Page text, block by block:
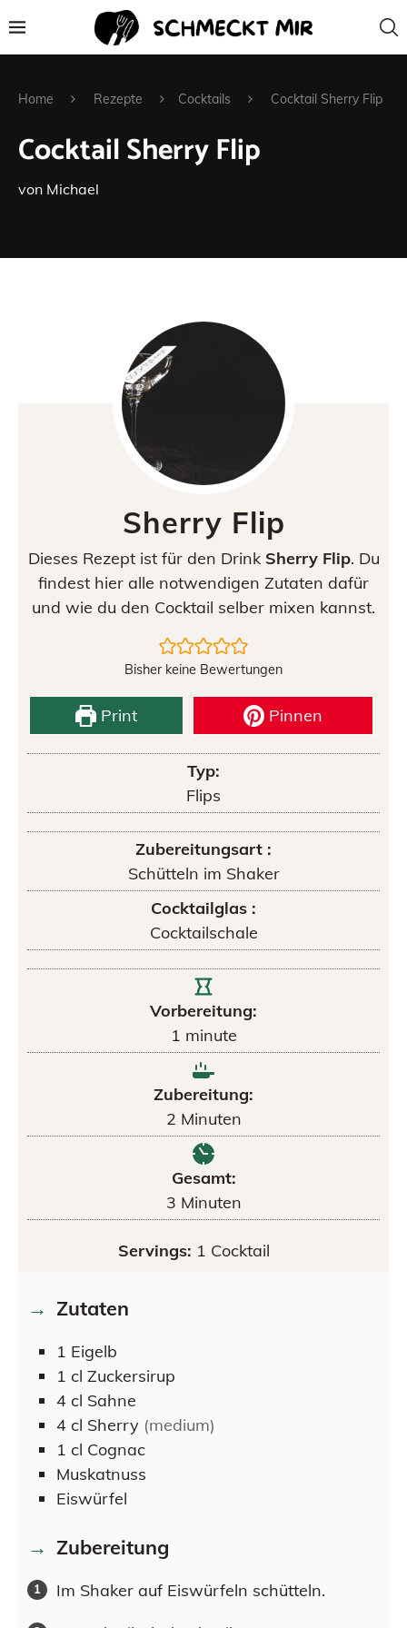
Home Rezepte Cocktails Cocktail Sherry Flip
Cocktail Sherry Flip
von Michael
Sherry Flip
Dieses Rezept ist für den Drink Sherry Flip. Du
findest hier alle notwendigen Zutaten dafür
und wie du den Cocktail selber mixen kannst.
Bisher keine Bewertungen
Print Pinnen
Typ:
Flips
Zubereitungsart :
Schütteln im Shaker
Cocktailglas :
Cocktailschale
Vorbereitung:
1 minute
Zubereitung:
2 Minuten
Gesamt:
3 Minuten
Servings: 1 Cocktail
Zutaten
1 Eigelb
1 cl Zuckersirup
4 cl Sahne
4 cl Sherry (medium)
1 cl Cognac
Muskatnuss
Eiswürfel
Zubereitung
Im Shaker auf Eiswürfeln schütteln.